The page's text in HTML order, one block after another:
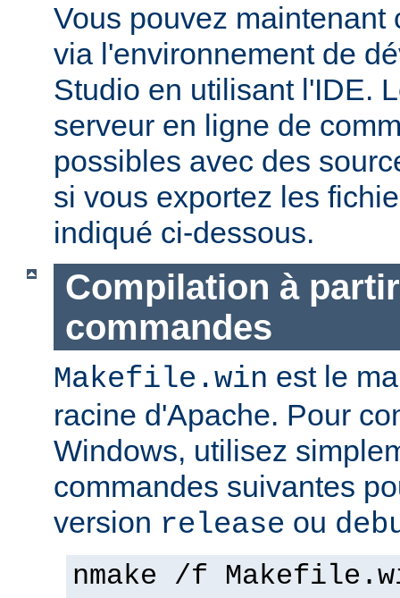
Vous pouvez maintenant
via l'environnement de
Studio en utilisant l'IDE.
serveur en ligne de
possibles avec des
si vous exportez les
indiqué ci-dessous.
Compilation à
commandes
Makefile.win est le
racine d'Apache. Pour
Windows, utilisez
commandes suivantes
version release ou
nmake /f